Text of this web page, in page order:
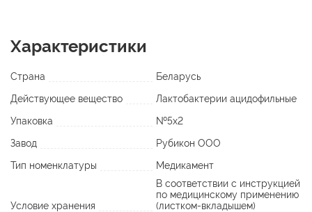
Характеристики
Страна
Беларусь
Действующее вещество
Лактобактерии ацидофильные
Упаковка
№5х2
Завод
Рубикон ООО
Тип номенклатуры
Медикамент
Условие хранения
В соответствии с инструкцией
по медицинскому применению
(листком-вкладышем)